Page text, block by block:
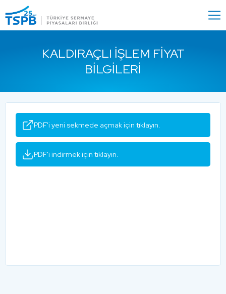
Close
KALDIRAÇLI İŞLEM FIYAT
BILGILERI
PDF'i yeni sekmede açmak için tıklayın.
PDF'i indirmek için tıklayın.